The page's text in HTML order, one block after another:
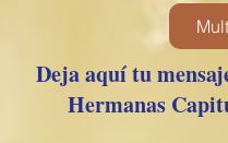
Deja aquí tu
Hermanas